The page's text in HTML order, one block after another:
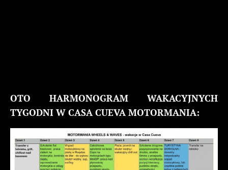
OTO HARMONOGRAM WAKACYJNYCH
TYGODNI W CASA CUEVA MOTORMANIA: